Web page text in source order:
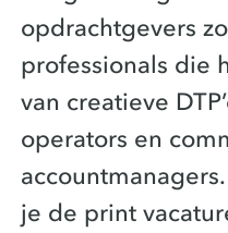
opdrachtgevers
professionals die
van creatieve
operators en
je de print